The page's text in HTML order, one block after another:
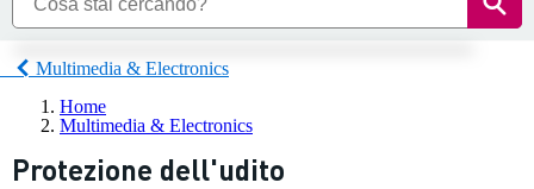
Multimedia & Electronics
Home
Multimedia & Electronics
Protezione dell'udito